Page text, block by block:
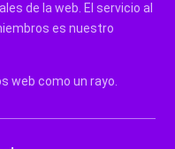
de la web. El servicio al
es nuestro
web como un rayo.